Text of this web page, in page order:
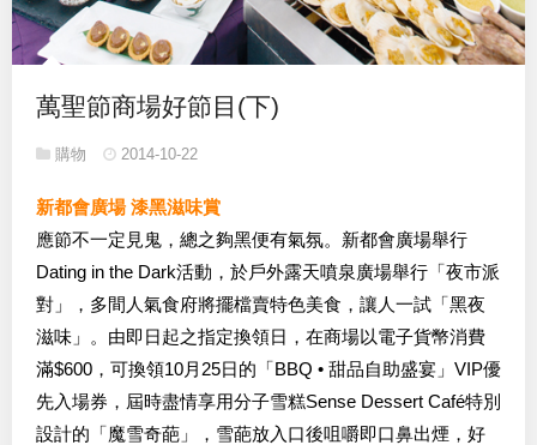
萬聖節商場好節目(下)
購物 2014-10-22
新都會廣場 漆黑滋味賞
應節不一定見鬼，總之夠黑便有氣氛。新都會廣場舉行
Dating in the Dark活動，於戶外露天噴泉廣場舉行「夜市派
對」，多間人氣食府將擺檔賣特色美食，讓人一試「黑夜
滋味」。由即日起之指定換領日，在商場以電子貨幣消費
滿$600，可換領10月25日的「BBQ • 甜品自助盛宴」VIP優
先入場券，屆時盡情享用分子雪糕Sense Dessert Café特別
設計的「魔雪奇葩」，雪葩放入口後咀嚼即口鼻出煙，好